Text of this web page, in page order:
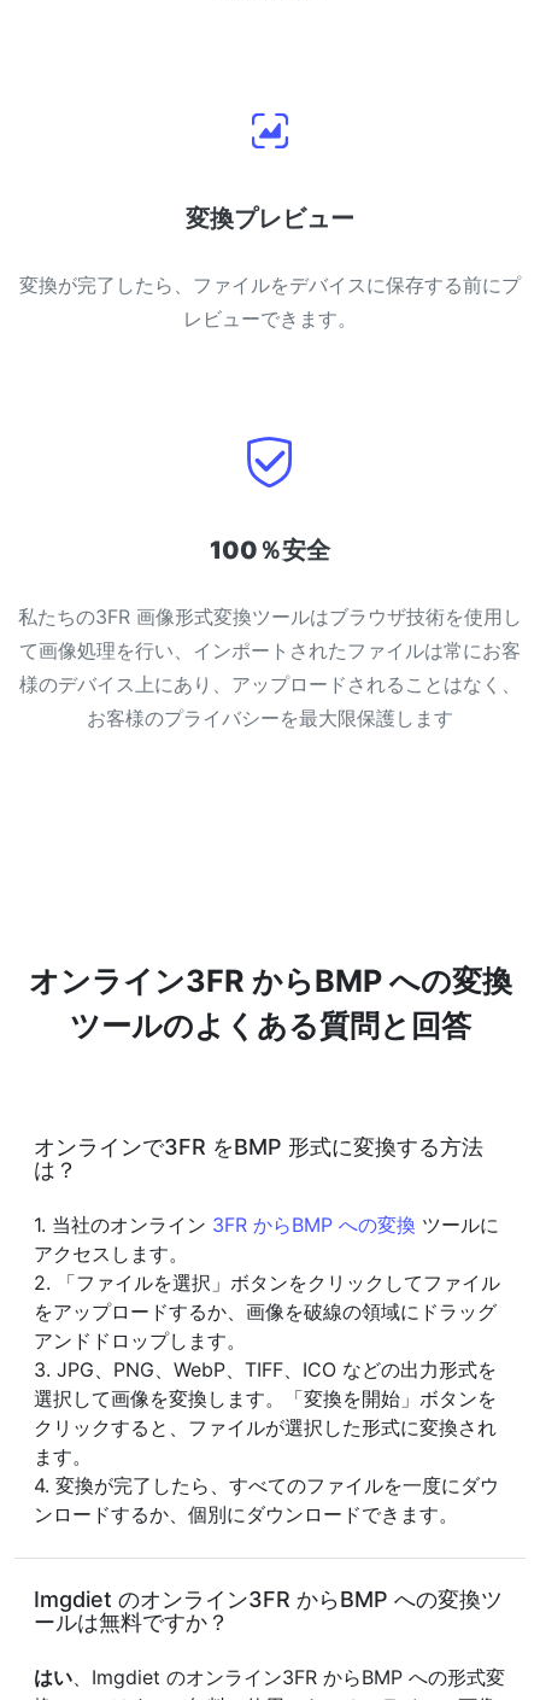
変換プレビュー
変換が完了したら、ファイルをデバイスに保存する前にプ
レビューできます。
100％安全
私たちの3FR 画像形式変換ツールはブラウザ技術を使用し
て画像処理を行い、インポートされたファイルは常にお客
様のデバイス上にあり、アップロードされることはなく、
お客様のプライバシーを最大限保護します
オンライン3FR からBMP への変換
ツールのよくある質問と回答
オンラインで3FR をBMP 形式に変換する方法
は？
1. 当社のオンライン 3FR からBMP への変換 ツールに
アクセスします。
2. 「ファイルを選択」ボタンをクリックしてファイル
をアップロードするか、画像を破線の領域にドラッグ
アンドドロップします。
3. JPG、PNG、WebP、TIFF、ICO などの出力形式を
選択して画像を変換します。「変換を開始」ボタンを
クリックすると、ファイルが選択した形式に変換され
ます。
4. 変換が完了したら、すべてのファイルを一度にダウ
ンロードするか、個別にダウンロードできます。
Imgdiet のオンライン3FR からBMP への変換ツ
ールは無料ですか？
はい、Imgdiet のオンライン3FR からBMP への形式変